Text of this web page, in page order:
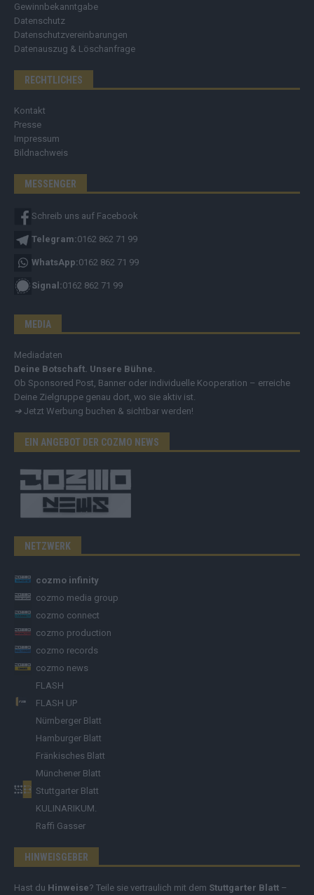
Gewinnbekanntgabe
Datenschutz
Datenschutzvereinbarungen
Datenauszug & Löschanfrage
RECHTLICHES
Kontakt
Presse
Impressum
Bildnachweis
MESSENGER
Schreib uns auf Facebook
Telegram:0162 862 71 99
WhatsApp:0162 862 71 99
Signal:0162 862 71 99
MEDIA
Mediadaten
Deine Botschaft. Unsere Bühne.
Ob Sponsored Post, Banner oder individuelle Kooperation – erreiche
Deine Zielgruppe genau dort, wo sie aktiv ist.
➔ Jetzt Werbung buchen & sichtbar werden!
EIN ANGEBOT DER COZMO NEWS
NETZWERK
cozmo infinity
cozmo media group
cozmo connect
cozmo production
cozmo records
cozmo news
FLASH
FLASH UP
Nürnberger Blatt
Hamburger Blatt
Fränkisches Blatt
Münchener Blatt
Stuttgarter Blatt
KULINARIKUM.
Raffi Gasser
HINWEISGEBER
Hast du Hinweise? Teile sie vertraulich mit dem Stuttgarter Blatt –